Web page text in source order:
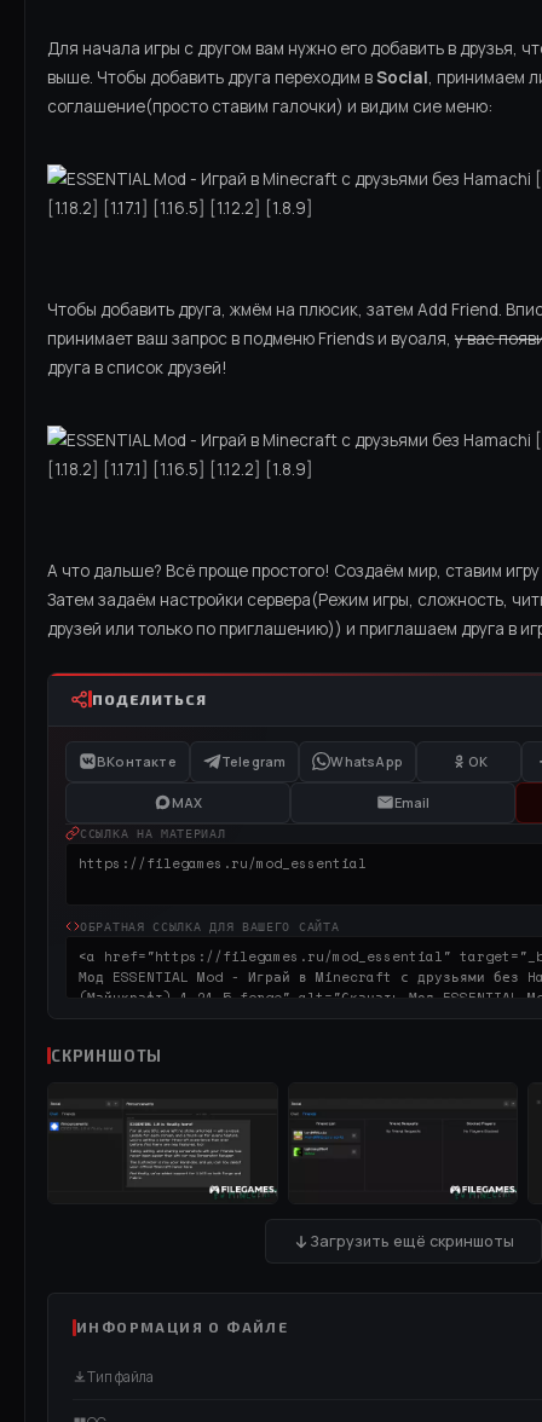
Для начала игры с другом вам нужно его добавить в друзья,
выше. Чтобы добавить друга переходим вSocial, принимаем
соглашение(просто ставим галочки) и видим сие меню:
Чтобы добавить друга, жмём на плюсик, затем Add Friend.
принимает ваш запрос в подменю Friends и вуоаля, у вас
друга в список друзей!
А что дальше? Всё проще простого! Создаём мир, ставим
Затем задаём настройки сервера(Режим игры, сложность,
друзей или только по приглашению)) и приглашаем друга в
ПОДЕЛИТЬСЯ
ВКонтакте Telegram WhatsApp OK
MAX Email
ССЫЛКА НА МАТЕРИАЛ
ОБРАТНАЯ ССЫЛКА ДЛЯ ВАШЕГО САЙТА
СКРИНШОТЫ
Загрузить ещё скриншоты
ИНФОРМАЦИЯ О ФАЙЛЕ
Тип файла